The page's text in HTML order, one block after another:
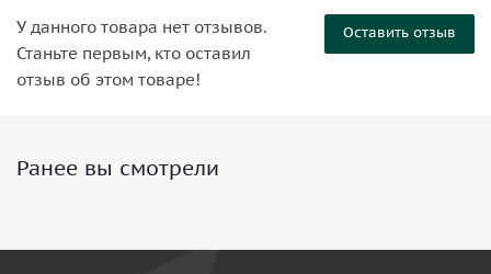
Оставить отзыв
У данного товара нет отзывов.
Станьте первым, кто оставил
отзыв об этом товаре!
Ранее вы смотрели